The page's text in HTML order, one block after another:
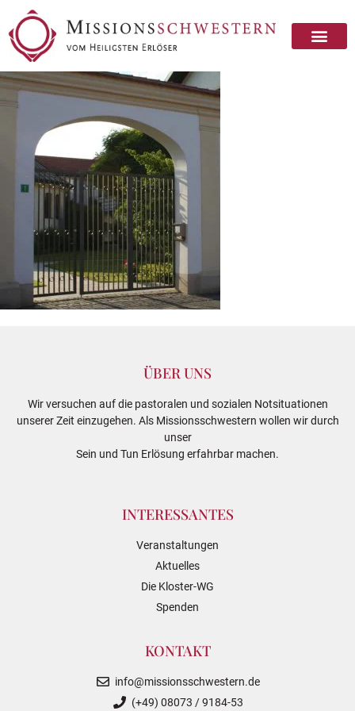
ÜBER UNS
Wir versuchen auf die pastoralen und sozialen Notsituationen
unserer Zeit einzugehen. Als Missionsschwestern wollen wir durch
unser
Sein und Tun Erlösung erfahrbar machen.
INTERESSANTES
Veranstaltungen
Aktuelles
Die Kloster-WG
Spenden
KONTAKT
info@missionsschwestern.de
(+49) 08073 / 9184-53